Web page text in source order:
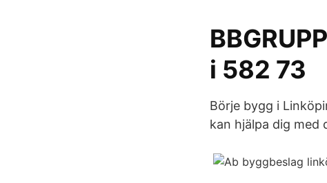
i 582 73
Börje bygg i
kan hjälpa dig med